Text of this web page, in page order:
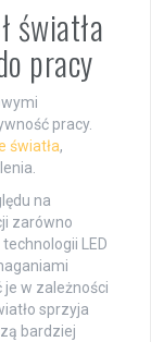
światła
pracy
pracy.
światła,
na
zarówno
LED
w zależności
sprzyja
bardziej